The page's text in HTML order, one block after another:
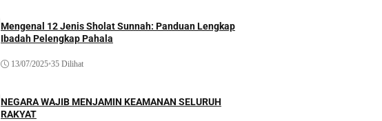
Mengenal 12 Jenis Sholat Sunnah: Panduan Lengkap
Ibadah Pelengkap Pahala
13/07/2025•35 Dilihat
NEGARA WAJIB MENJAMIN KEAMANAN SELURUH
RAKYAT